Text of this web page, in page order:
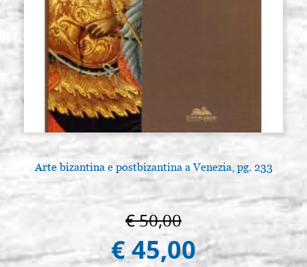
Arte bizantina e postbizantina a Venezia, pg. 233
€ 50,00
€ 45,00